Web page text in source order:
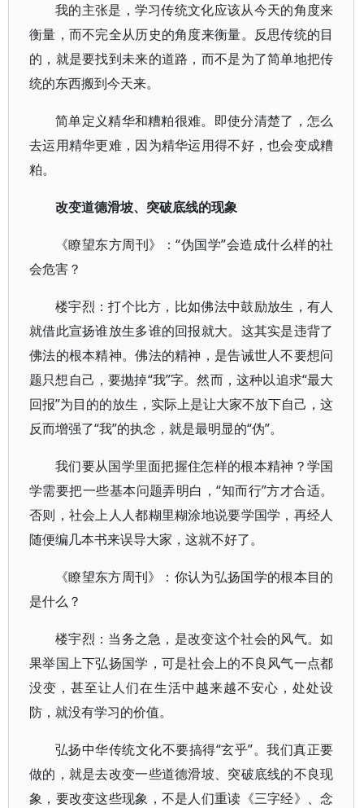
我的主张是，学习传统文化应该从今天的角度来
衡量，而不完全从历史的角度来衡量。反思传统的目
的，就是要找到未来的道路，而不是为了简单地把传
统的东西搬到今天来。
简单定义精华和糟粕很难。即使分清楚了，怎么
去运用精华更难，因为精华运用得不好，也会变成糟
粕。
改变道德滑坡、突破底线的现象
《瞭望东方周刊》：“伪国学”会造成什么样的社
会危害？
楼宇烈：打个比方，比如佛法中鼓励放生，有人
就借此宣扬谁放生多谁的回报就大。这其实是违背了
佛法的根本精神。佛法的精神，是告诫世人不要想问
题只想自己，要抛掉“我”字。然而，这种以追求“最大
回报”为目的的放生，实际上是让大家不放下自己，这
反而增强了“我”的执念，就是最明显的“伪”。
我们要从国学里面把握住怎样的根本精神？学国
学需要把一些基本问题弄明白，“知而行”方才合适。
否则，社会上人人都糊里糊涂地说要学国学，再经人
随便编几本书来误导大家，这就不好了。
《瞭望东方周刊》：你认为弘扬国学的根本目的
是什么？
楼宇烈：当务之急，是改变这个社会的风气。如
果举国上下弘扬国学，可是社会上的不良风气一点都
没变，甚至让人们在生活中越来越不安心，处处设
防，就没有学习的价值。
弘扬中华传统文化不要搞得“玄乎”。我们真正要
做的，就是去改变一些道德滑坡、突破底线的不良现
象，要改变这些现象，不是人们重读《三字经》、念